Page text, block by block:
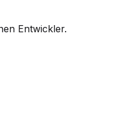
Entwickler.